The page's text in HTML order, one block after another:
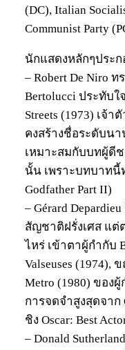
(DC), Italian
Communist Party
นักแสดงหลักๆประ
– Robert De Niro
Bertolucci ประทับใ
Streets (1973) เจ้
คงสร้างชื่อระดับน
เหมาะสมกับบทผู้ดี
นั้น เพราะบทบาทนี้
Godfather Part II)
– Gérard
สัญชาติฝรั่งเศส แต่
ไหร่ เข้าตาผู้กำกับ
Valseuses (1974),
Metro (1980) ของผู้
การจดจำสูงสุดจาก
ชิง Oscar: Best
– Donald